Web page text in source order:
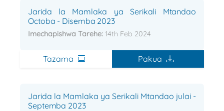
Jarida la Mamlaka ya Serikali Mtandao
Octoba - Disemba 2023
Imechapishwa Tarehe: 14th Feb 2024
Tazama Pakua
Jarida la Mamlaka ya Serikali Mtandao julai -
Septemba 2023